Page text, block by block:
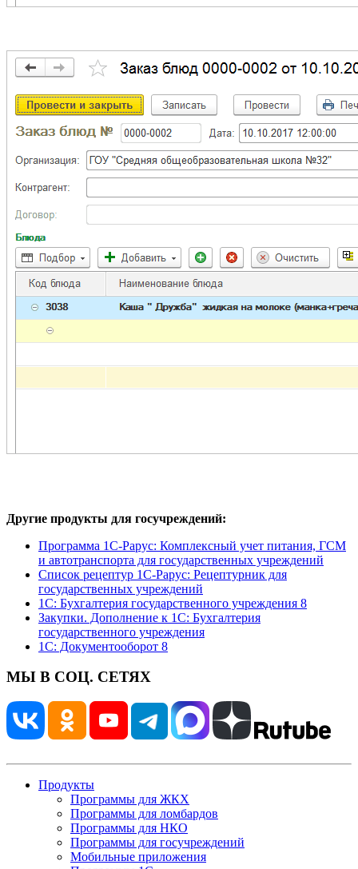
Другие продукты для госучреждений:
Программа 1С-Рарус: Комплексный учет питания, ГСМ
и автотранспорта для государственных учреждений
Список рецептур 1С-Рарус: Рецептурник для
государственных учреждений
1С: Бухгалтерия государственного учреждения 8
Закупки. Дополнение к 1С: Бухгалтерия
государственного учреждения
1С: Документооборот 8
МЫ В СОЦ. СЕТЯХ
Продукты
Программы для ЖКХ
Программы для ломбардов
Программы для НКО
Программы для госучреждений
Мобильные приложения